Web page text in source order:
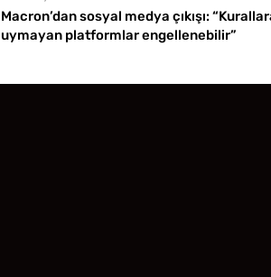
Macron’dan sosyal medya çıkışı:
uymayan platformlar engellenebilir”